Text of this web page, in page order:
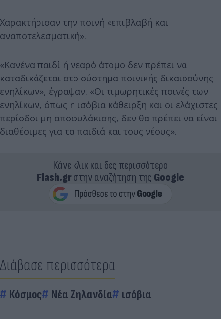
Χαρακτήρισαν την ποινή «επιβλαβή και
αναποτελεσματική».
«Κανένα παιδί ή νεαρό άτομο δεν πρέπει να
καταδικάζεται στο σύστημα ποινικής δικαιοσύνης
ενηλίκων», έγραψαν. «Οι τιμωρητικές ποινές των
ενηλίκων, όπως η ισόβια κάθειρξη και οι ελάχιστες
περίοδοι μη αποφυλάκισης, δεν θα πρέπει να είναι
διαθέσιμες για τα παιδιά και τους νέους».
Κάνε κλικ και δες περισσότερο
Flash.grστην αναζήτηση της Google
Διάβασε περισσότερα
Κόσμος Νέα Ζηλανδία ισόβια